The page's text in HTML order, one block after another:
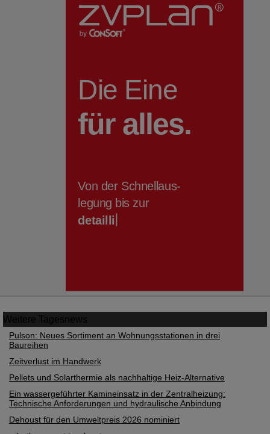
Weitere Tagesnews
Pulson: Neues Sortiment an Wohnungsstationen in drei
Baureihen
Zeitverlust im Handwerk
Pellets und Solarthermie als nachhaltige Heiz-Alternative
Ein wassergeführter Kamineinsatz in der Zentralheizung:
Technische Anforderungen und hydraulische Anbindung
Dehoust für den Umweltpreis 2026 nominiert